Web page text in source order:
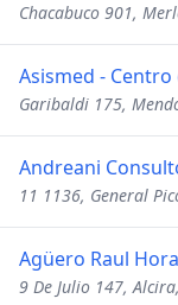
Chacabuco 901,
Asismed -
Garibaldi 175,
11 1136, General
9 De Julio 147,